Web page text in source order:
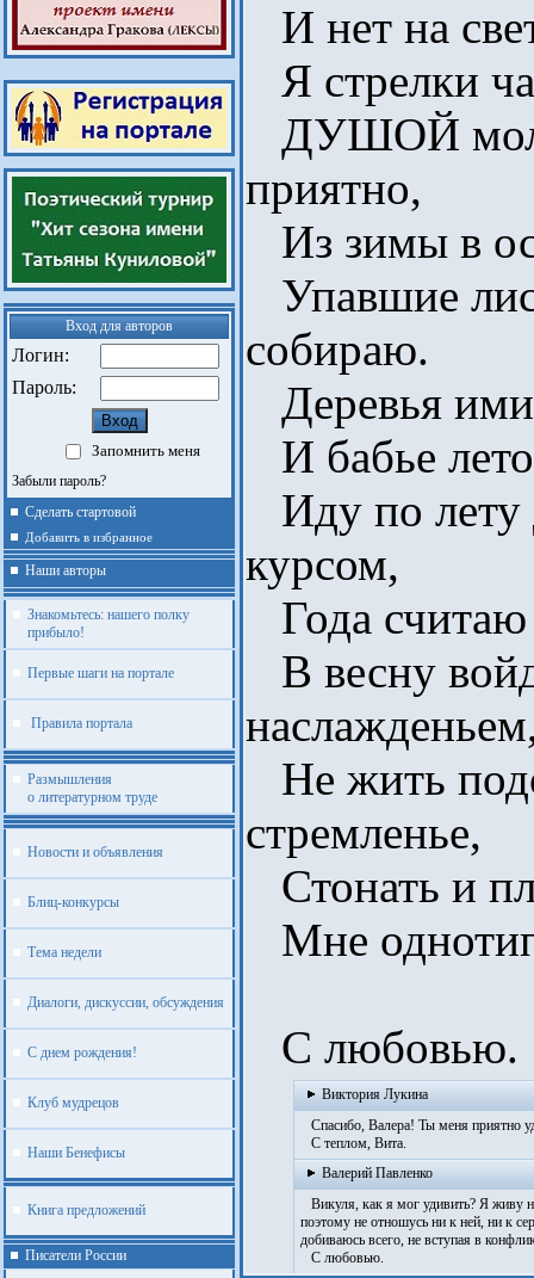
Вход для авторов
Логин:
Пароль:
Запомнить меня
Забыли пароль?
Сделать стартовой
Добавить в избранное
Наши авторы
Знакомьтесь: нашего полку
прибыло!
Первые шаги на портале
Правила портала
Размышления
о литературном труде
Новости и объявления
Блиц-конкурсы
Тема недели
Диалоги, дискуссии, обсуждения
С днем рождения!
Клуб мудрецов
Наши Бенефисы
Книга предложений
Писатели России
И нет на
Я стрелки
ДУШОЙ
приятно,
Из зимы в
Упавшие
собираю.
Деревья
И бабье
Иду по лету
курсом,
Года
В весну
Не жить
стремленье,
Стонать и
Мне
С любовью.
Виктория Лукина
Спасибо, Валера! Ты меня приятно
С теплом, Вита.
Валерий Павленко
Викуля, как я мог удивить? Я живу
поэтому не отношусь ни к ней, ни к
добиваюсь всего, не вступая в
С любовью.